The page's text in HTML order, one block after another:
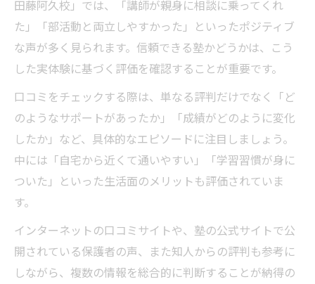
田藤阿久校」では、「講師が親身に相談に乗ってくれ
た」「部活動と両立しやすかった」といったポジティブ
な声が多く見られます。信頼できる塾かどうかは、こう
した実体験に基づく評価を確認することが重要です。
口コミをチェックする際は、単なる評判だけでなく「ど
のようなサポートがあったか」「成績がどのように変化
したか」など、具体的なエピソードに注目しましょう。
中には「自宅から近くて通いやすい」「学習習慣が身に
ついた」といった生活面のメリットも評価されていま
す。
インターネットの口コミサイトや、塾の公式サイトで公
開されている保護者の声、また知人からの評判も参考に
しながら、複数の情報を総合的に判断することが納得の